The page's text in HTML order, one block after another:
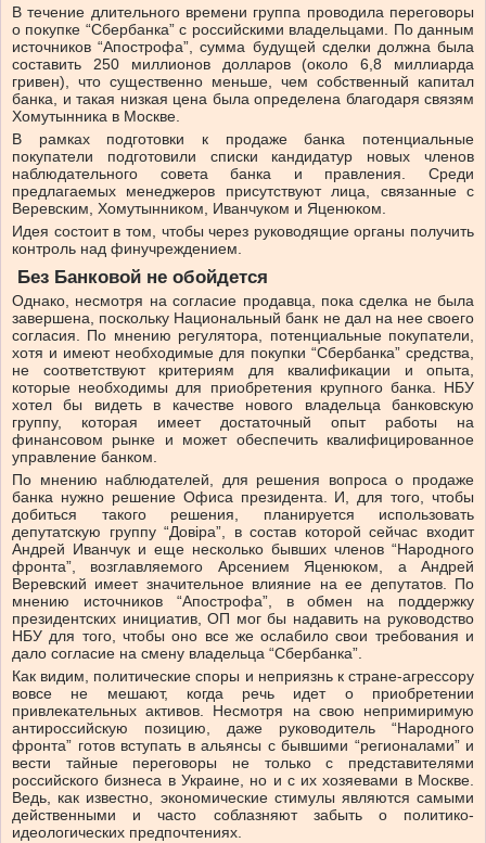
В течение длительного времени группа проводила переговоры
о покупке “Сбербанка” с российскими владельцами. По данным
источников “Апострофа”, сумма будущей сделки должна была
составить 250 миллионов долларов (около 6,8 миллиарда
гривен), что существенно меньше, чем собственный капитал
банка, и такая низкая цена была определена благодаря связям
Хомутынника в Москве.
В рамках подготовки к продаже банка потенциальные
покупатели подготовили списки кандидатур новых членов
наблюдательного совета банка и правления. Среди
предлагаемых менеджеров присутствуют лица, связанные с
Веревским, Хомутынником, Иванчуком и Яценюком.
Идея состоит в том, чтобы через руководящие органы получить
контроль над финучреждением.
Без Банковой не обойдется
Однако, несмотря на согласие продавца, пока сделка не была
завершена, поскольку Национальный банк не дал на нее своего
согласия. По мнению регулятора, потенциальные покупатели,
хотя и имеют необходимые для покупки “Сбербанка” средства,
не соответствуют критериям для квалификации и опыта,
которые необходимы для приобретения крупного банка. НБУ
хотел бы видеть в качестве нового владельца банковскую
группу, которая имеет достаточный опыт работы на
финансовом рынке и может обеспечить квалифицированное
управление банком.
По мнению наблюдателей, для решения вопроса о продаже
банка нужно решение Офиса президента. И, для того, чтобы
добиться такого решения, планируется использовать
депутатскую группу “Довіра”, в состав которой сейчас входит
Андрей Иванчук и еще несколько бывших членов “Народного
фронта”, возглавляемого Арсением Яценюком, а Андрей
Веревский имеет значительное влияние на ее депутатов. По
мнению источников “Апострофа”, в обмен на поддержку
президентских инициатив, ОП мог бы надавить на руководство
НБУ для того, чтобы оно все же ослабило свои требования и
дало согласие на смену владельца “Сбербанка”.
Как видим, политические споры и неприязнь к стране-агрессору
вовсе не мешают, когда речь идет о приобретении
привлекательных активов. Несмотря на свою непримиримую
антироссийскую позицию, даже руководитель “Народного
фронта” готов вступать в альянсы с бывшими “регионалами” и
вести тайные переговоры не только с представителями
российского бизнеса в Украине, но и с их хозяевами в Москве.
Ведь, как известно, экономические стимулы являются самыми
действенными и часто соблазняют забыть о политико-
идеологических предпочтениях.